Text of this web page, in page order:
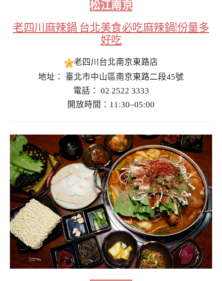
松江南京
老四川麻辣鍋 台北美食必吃麻辣鍋!份量多
好吃
老四川台北南京東路店
地址： 臺北市中山區南京東路二段45號
電話： 02 2522 3333
開放時間：11:30–05:00